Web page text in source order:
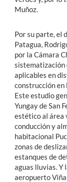
Muñoz.
Por su parte, el
Patagua,
por la Cámara
sistematización
aplicables en
construcción en
Este estudio
Yungay de San
estético al área
conducción y
habitacional
zonas de
estanques de
aguas lluvias. Y
aeropuerto Viña